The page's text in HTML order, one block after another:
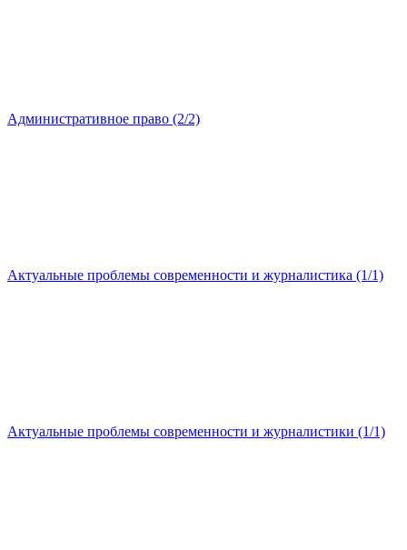
Административное право (2/2)
Актуальные проблемы современности и журналистика (1/1)
Актуальные проблемы современности и журналистики (1/1)